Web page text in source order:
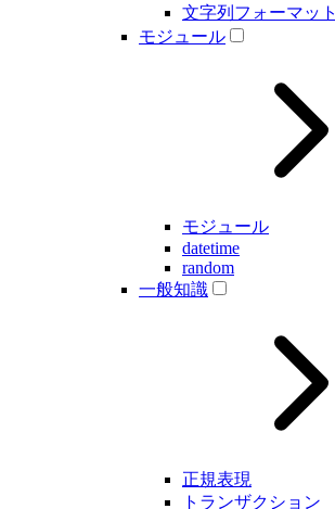
文字列フォーマット
モジュール
モジュール
datetime
random
一般知識
正規表現
トランザクション